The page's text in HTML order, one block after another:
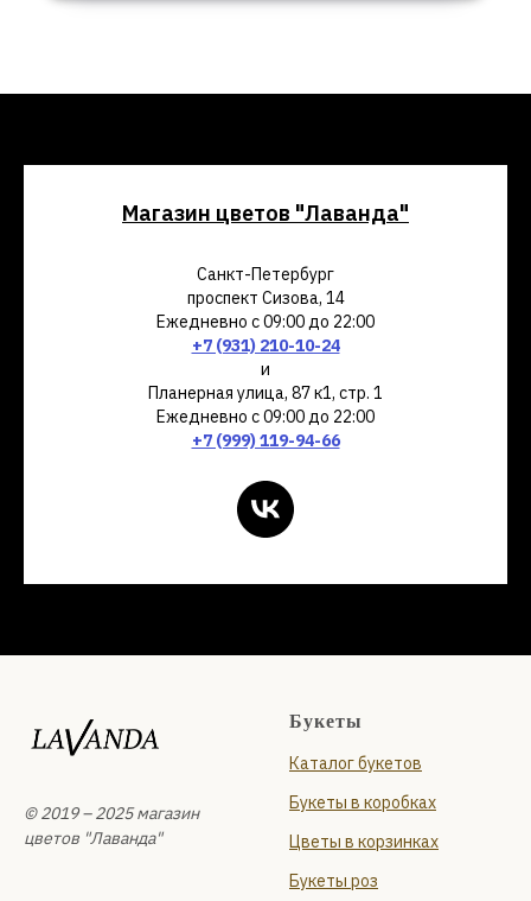
Магазин цветов "Лаванда"
Санкт-Петербург
проспект Сизова, 14
Ежедневно с 09:00 до 22:00
+7 (931) 210-10-24
и
Планерная улица, 87 к1, стр. 1
Ежедневно с 09:00 до 22:00
+7 (999) 119-94-66
© 2019 – 2025 магазин
цветов "Лаванда"
Букеты
Каталог букетов
Букеты в коробках
Цветы в корзинках
Букеты роз